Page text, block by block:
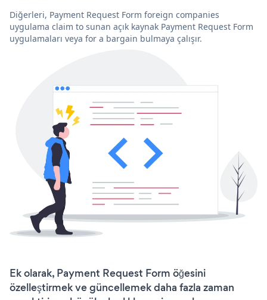
Diğerleri, Payment Request Form foreign companies
uygulama claim to sunan açık kaynak Payment Request Form
uygulamaları veya for a bargain bulmaya çalışır.
Ek olarak, Payment Request Form öğesini
özelleştirmek ve güncellemek daha fazla zaman